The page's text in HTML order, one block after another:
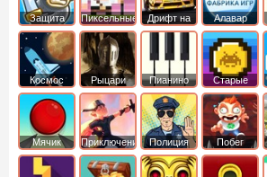
Защита
королевства
Пиксельные
Дрифт на
машинах
Алавар
Космос Рыцари Пианино Старые
Мячик Приключения Полиция Побег